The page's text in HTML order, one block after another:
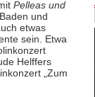
Pelleas und
und
etwas
sein. Etwa
Helffers
„Zum